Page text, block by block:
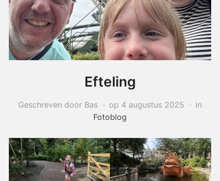
Efteling
Geschreven door Bas op 4 augustus 2025
in
Fotoblog